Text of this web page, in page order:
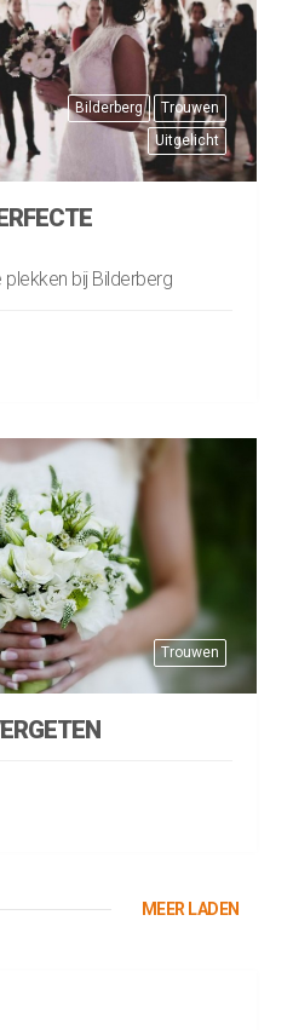
Bilderberg
Trouwen
Uitgelicht
bij Bilderberg
Trouwen
MEER LADEN